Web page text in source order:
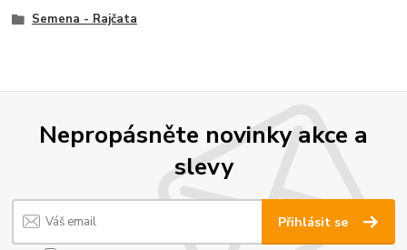
Semena - Rajčata
Nepropásněte novinky akce a
slevy
Přihlásit se